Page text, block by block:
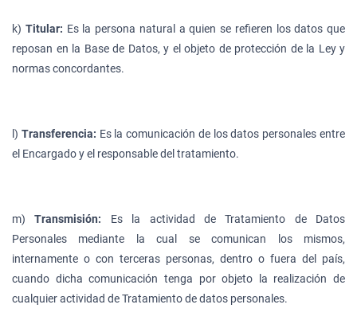
k) Titular: Es la persona natural a quien se refieren los datos que
reposan en la Base de Datos, y el objeto de protección de la Ley y
normas concordantes.
l) Transferencia: Es la comunicación de los datos personales entre
el Encargado y el responsable del tratamiento.
m)Transmisión: Es la actividad de Tratamiento de Datos
Personales mediante la cual se comunican los mismos,
internamente o con terceras personas, dentro o fuera del país,
cuando dicha comunicación tenga por objeto la realización de
cualquier actividad de Tratamiento de datos personales.